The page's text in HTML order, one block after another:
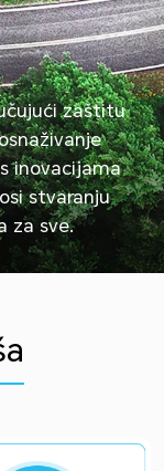
zaštitu
inovacijama
stvaranju
za sve.